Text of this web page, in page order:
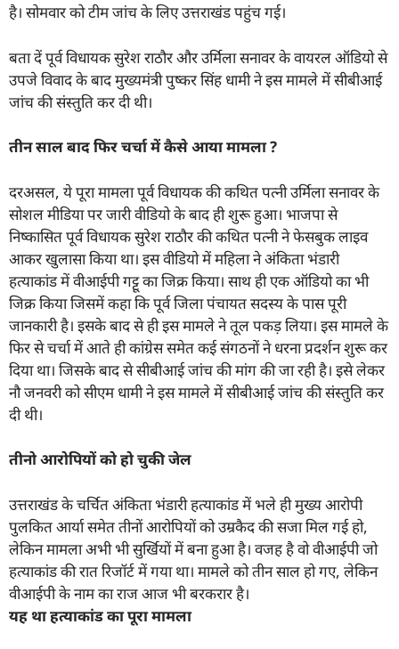
है। सोमवार को टीम जांच के लिए उत्तराखंड पहुंच गई।
बता दें पूर्व विधायक सुरेश राठौर और उर्मिला सनावर के वायरल ऑडियो से
उपजे विवाद के बाद मुख्यमंत्री पुष्कर सिंह धामी ने इस मामले में सीबीआई
जांच की संस्तुति कर दी थी।
तीन साल बाद फिर चर्चा में कैसे आया मामला?
दरअसल, ये पूरा मामला पूर्व विधायक की कथित पत्नी उर्मिला सनावर के
सोशल मीडिया पर जारी वीडियो के बाद ही शुरू हुआ। भाजपा से
निष्कासित पूर्व विधायक सुरेश राठौर की कथित पत्नी ने फेसबुक लाइव
आकर खुलासा किया था। इस वीडियो में महिला ने अंकिता भंडारी
हत्याकांड में वीआईपी गट्टू का जिक्र किया। साथ ही एक ऑडियो का भी
जिक्र किया जिसमें कहा कि पूर्व जिला पंचायत सदस्य के पास पूरी
जानकारी है। इसके बाद से ही इस मामले ने तूल पकड़ लिया। इस मामले के
फिर से चर्चा में आते ही कांग्रेस समेत कई संगठनों ने धरना प्रदर्शन शुरू कर
दिया था। जिसके बाद से सीबीआई जांच की मांग की जा रही है। इसे लेकर
नौ जनवरी को सीएम धामी ने इस मामले में सीबीआई जांच की संस्तुति कर
दी थी।
तीनोआरोपियों को हो चुकी जेल
उत्तराखंड के चर्चित अंकिता भंडारी हत्याकांड में भले ही मुख्य आरोपी
पुलकित आर्या समेत तीनों आरोपियों को उम्रकैद की सजा मिल गई हो,
लेकिन मामला अभी भी सुर्खियों में बना हुआ है। वजह है वो वीआईपी जो
हत्याकांड की रात रिजॉर्ट में गया था। मामले को तीन साल हो गए, लेकिन
वीआईपी के नाम का राज आज भी बरकरार है।
यह था हत्याकांड का पूरा मामला